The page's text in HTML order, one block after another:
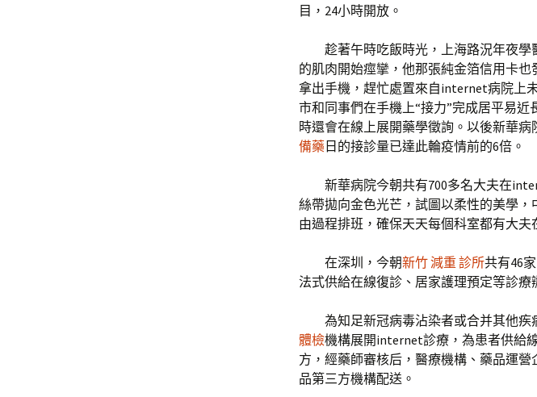
目，24小時開放。
趁著午時吃飯時光，上海路況年夜
的肌肉開始痙攣，他那張純金箔信用卡
拿出手機，趕忙處置來自internet病院上
市和同事們在手機上“接力”完成居平易近
時還會在線上展開藥學徵詢。以後新華
備藥 日的接診量已達此輪疫情前的6倍。
新華病院今朝共有700多名大夫在
絲帶拋向金色光芒，試圖以柔性的美學
由過程排班，確保天天每個科室都有大夫
在深圳，今朝新竹 減重 診所共有46
法式供給在線復診、居家護理預定等診療
為知足新冠病毒沾染者或合并其他
體檢機構展開internet診療，為患者供給
方，經藥師審核后，醫療機構、藥品運營
品第三方機構配送。